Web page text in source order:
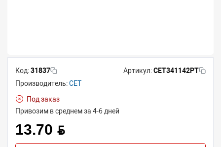
Код:31837 Артикул:CET341142PT
Производитель:CET
Под заказ
Привозим в среднем за 4-6 дней
13.70 BYN